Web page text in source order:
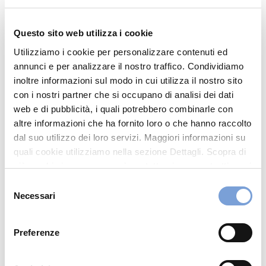
Questo sito web utilizza i cookie
Utilizziamo i cookie per personalizzare contenuti ed
annunci e per analizzare il nostro traffico. Condividiamo
inoltre informazioni sul modo in cui utilizza il nostro sito
con i nostri partner che si occupano di analisi dei dati
web e di pubblicità, i quali potrebbero combinarle con
altre informazioni che ha fornito loro o che hanno raccolto
dal suo utilizzo dei loro servizi. Maggiori informazioni su
quali cookie utilizziamo nella sezione Dettagli. Scopra di
più su chi siamo, come può contattarci e come trattiamo i
può trovare nel footer del sito nella sezione "Informativa
delNecessari
Preferenze
20036 Erba (CO)
Indicazioni
0313338396
info.como@synlab.com
0313335021
Visita il sito